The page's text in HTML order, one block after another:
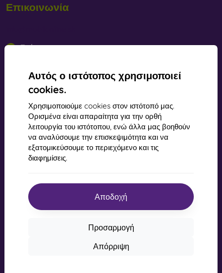
Αυτός ο ιστότοπος χρησιμοποιεί
cookies.
Χρησιμοποιούμε cookies στον ιστότοπό μας.
Ορισμένα είναι απαραίτητα για την ορθή
λειτουργία του ιστότοπου, ενώ άλλα μας βοηθούν
να αναλύσουμε την επισκεψιμότητα και να
εξατομικεύσουμε το περιεχόμενο και τις
διαφημίσεις.
Αποδοχή
Προσαρμογή
Απόρριψη
Επικοινωνία
Γράψτε μας
Διαδικτυακά8:00 - 15:00
Σάββατο και Κυριακή:
Εκτός σύνδεσης
Αγορές
Αποστολή και πληρωμή
Επιστροφή προϊόντων
Καταγγελία